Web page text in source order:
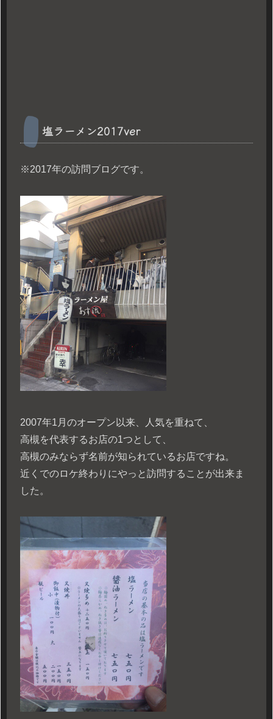
塩ラーメン2017ver
※2017年の訪問ブログです。
2007年1月のオープン以来、人気を重ねて、
高槻を代表するお店の1つとして、
高槻のみならず名前が知られているお店ですね。
近くでのロケ終わりにやっと訪問することが出来ま
した。